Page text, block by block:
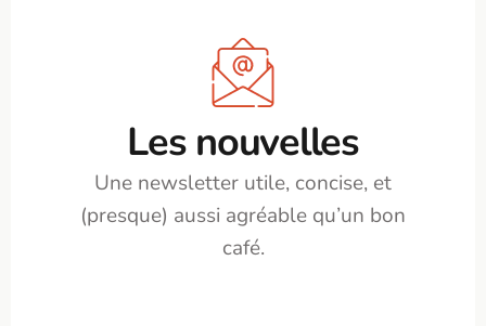
Les nouvelles
Une newsletter utile, concise, et
(presque) aussi agréable qu’un bon
café.